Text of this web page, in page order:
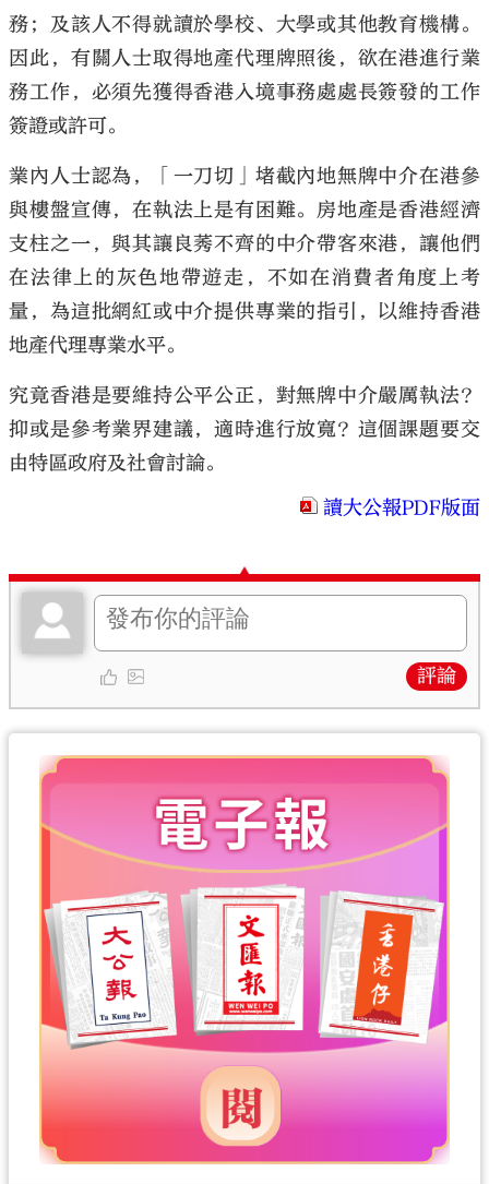
務；及該人不得就讀於學校、大學或其他教育機構。
因此，有關人士取得地產代理牌照後，欲在港進行業
務工作，必須先獲得香港入境事務處處長簽發的工作
簽證或許可。
業內人士認為，「一刀切」堵截內地無牌中介在港參
與樓盤宣傳，在執法上是有困難。房地產是香港經濟
支柱之一，與其讓良莠不齊的中介帶客來港，讓他們
在法律上的灰色地帶遊走，不如在消費者角度上考
量，為這批網紅或中介提供專業的指引，以維持香港
地產代理專業水平。
究竟香港是要維持公平公正，對無牌中介嚴厲執法？
抑或是參考業界建議，適時進行放寬？這個課題要交
由特區政府及社會討論。
讀大公報PDF版面
評論